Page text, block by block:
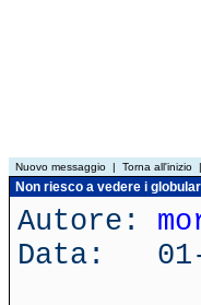
Nuovo messaggio | Torna all'inizio
Non riesco a vedere i
Autore:
Data: 01-